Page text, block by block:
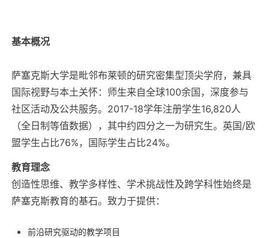
基本概况
萨塞克斯大学是毗邻布莱顿的研究密集型顶尖学府，兼具
国际视野与本土关怀：师生来自全球100余国，深度参与
社区活动及公共服务。2017-18学年注册学生16,820人
（全日制等值数据），其中约四分之一为研究生。英国/欧
盟学生占比76%，国际学生占比24%。
教育理念
创造性思维、教学多样性、学术挑战性及跨学科性始终是
萨塞克斯教育的基石。致力于提供：
前沿研究驱动的教学项目